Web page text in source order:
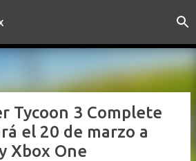
contenido principal
Tycoon 3 Complete
el 20 de marzo a
Xbox One